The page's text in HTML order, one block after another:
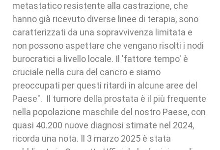
metastatico resistente alla castrazione, che
hanno già ricevuto diverse linee di terapia, sono
caratterizzati da una sopravvivenza limitata e
non possono aspettare che vengano risolti i nodi
burocratici a livello locale. Il 'fattore tempo' è
cruciale nella cura del cancro e siamo
preoccupati per questi ritardi in alcune aree del
Paese". Il tumore della prostata è il più frequente
nella popolazione maschile del nostro Paese, con
quasi 40.200 nuove diagnosi stimate nel 2024,
ricorda una nota. Il 3 marzo 2025 è stata